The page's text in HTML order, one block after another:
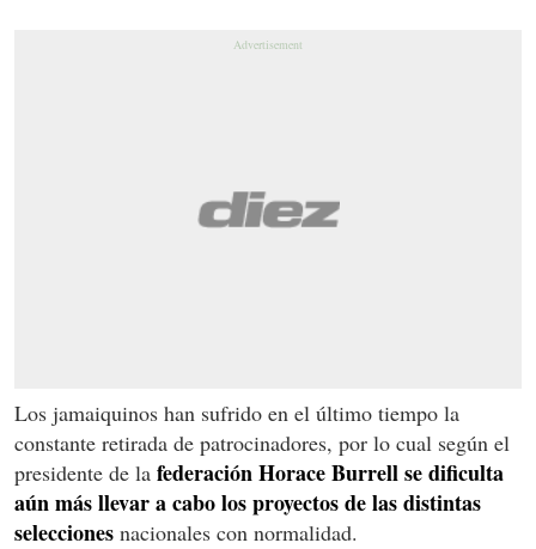
Los jamaiquinos han sufrido en el último tiempo la
constante retirada de patrocinadores, por lo cual según el
presidente de la federación Horace Burrell se dificulta
aún más llevar a cabo los proyectos de las distintas
selecciones nacionales con normalidad.